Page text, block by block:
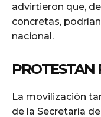
advirtieron que,
concretas,
nacional.
PROTESTAN
La movilización
de la Secretaría